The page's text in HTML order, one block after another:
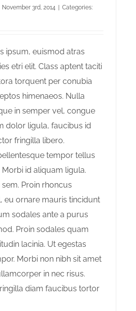
November 3rd, 2014
Categories:
ipsum, euismod atras
etri elit. Class aptent taciti
torquent per conubia
himenaeos. Nulla
in semper vel, congue
dolor ligula, faucibus id
fringilla libero.
tempor tellus
id aliquam ligula.
Proin rhoncus
eu ornare mauris tincidunt
sodales ante a purus
Proin sodales quam
lacinia. Ut egestas
Morbi non nibh sit amet
in nec risus.
diam faucibus tortor